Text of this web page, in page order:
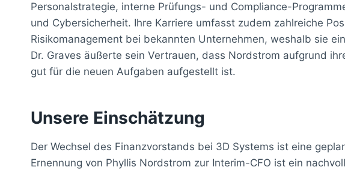
Personalstrategie, interne Prüfungs- und Compliance-
und Cybersicherheit. Ihre Karriere umfasst zudem zahlreiche
Risikomanagement bei bekannten Unternehmen, weshalb sie
Dr. Graves äußerte sein Vertrauen, dass Nordstrom aufgrund
gut für die neuen Aufgaben aufgestellt ist.
Unsere Einschätzung
Der Wechsel des Finanzvorstands bei 3D Systems ist eine
Ernennung von Phyllis Nordstrom zur Interim-CFO ist ein